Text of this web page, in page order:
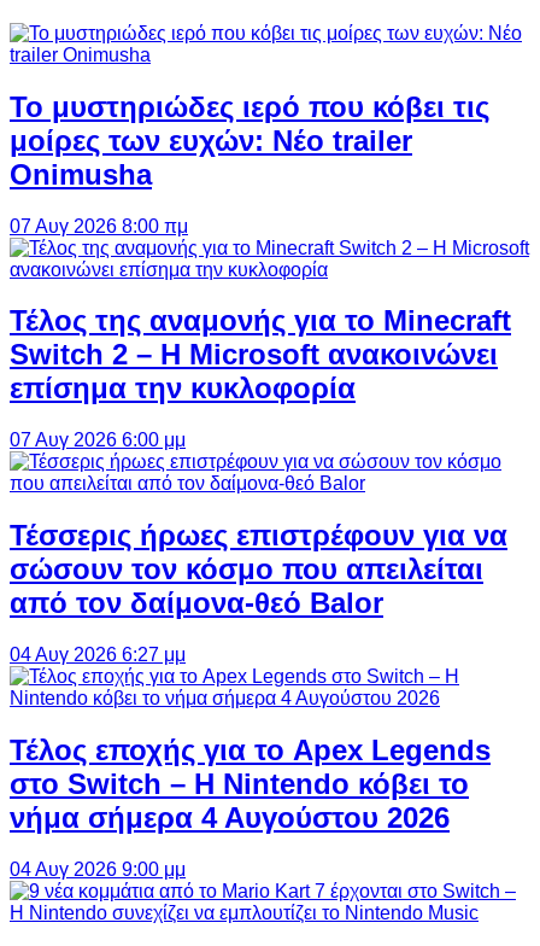
Το μυστηριώδες ιερό που κόβει τις
μοίρες των ευχών: Νέο trailer
Onimusha
07 Αυγ 2026 8:00 πμ
Τέλος της αναμονής για το Minecraft
Switch 2 – Η Microsoft ανακοινώνει
επίσημα την κυκλοφορία
07 Αυγ 2026 6:00 μμ
Τέσσερις ήρωες επιστρέφουν για να
σώσουν τον κόσμο που απειλείται
από τον δαίμονα-θεό Balor
04 Αυγ 2026 6:27 μμ
Τέλος εποχής για το Apex Legends
στο Switch – Η Nintendo κόβει το
νήμα σήμερα 4 Αυγούστου 2026
04 Αυγ 2026 9:00 μμ